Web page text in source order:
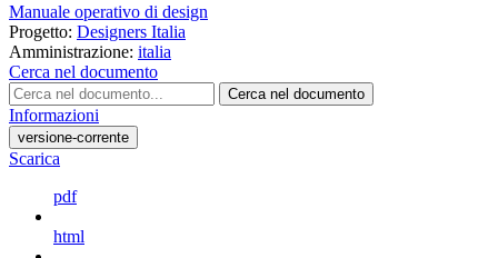
Manuale operativo di design
Progetto: Designers Italia
Amministrazione: italia
Cerca nel documento
Cerca nel documento
Informazioni
versione-corrente
Scarica
pdf
html